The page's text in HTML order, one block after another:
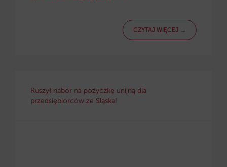
CZYTAJ WIĘCEJ →
Ruszył nabór na pożyczkę unijną dla
przedsiębiorców ze Śląska!